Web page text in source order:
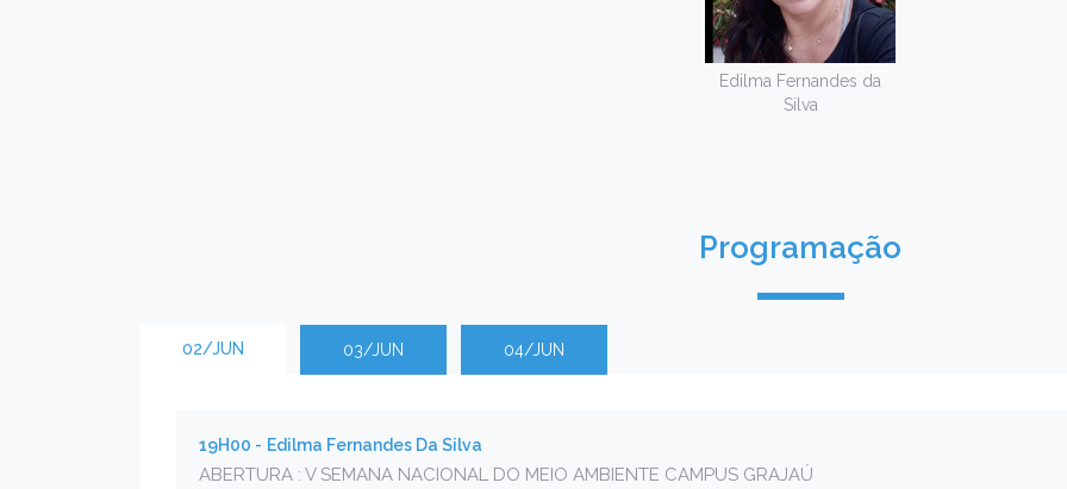
Edilma Fernandes da
Silva
Programação
02/JUN 03/JUN 04/JUN
19H00 - Edilma Fernandes Da Silva
ABERTURA : V SEMANA NACIONAL DO MEIO AMBIENTE CAMPUS GRAJAÚ